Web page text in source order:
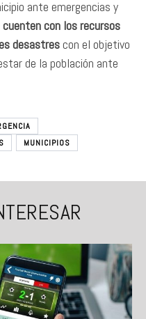
ante emergencias y
con los recursos
desastrescon el objetivo
de la población ante
MUNICIPIOS